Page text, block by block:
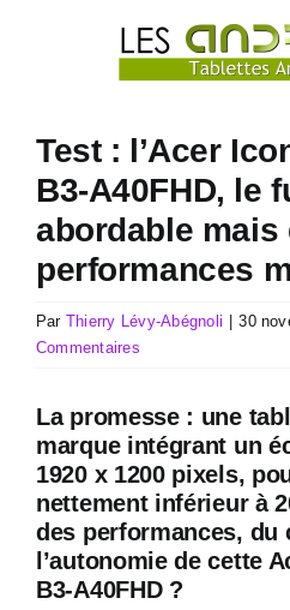
Test : l’Acer
B3-A40FHD, le
abordable mais
performances
Par Thierry Lévy-Abégnoli 30
Commentaires
La promesse : une
marque intégrant un
1920 x 1200 pixels,
nettement inférieur à
des performances, du
l’autonomie de cette
B3-A40FHD ?